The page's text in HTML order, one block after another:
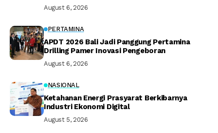
August 6, 2026
PERTAMINA
APDT 2026 Bali Jadi Panggung Pertamina
Drilling Pamer Inovasi Pengeboran
August 6, 2026
NASIONAL
Ketahanan Energi Prasyarat Berkibarnya
Industri Ekonomi Digital
August 5, 2026